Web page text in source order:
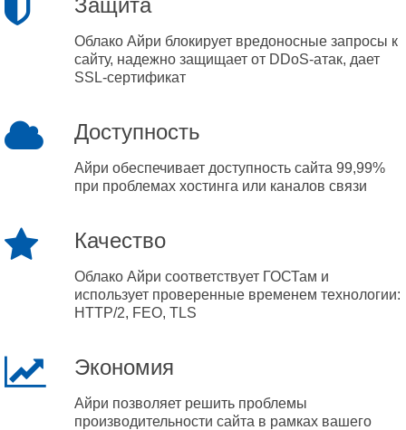
Защита
Облако Айри блокирует вредоносные запросы к
сайту, надежно защищает от DDoS-атак, дает
SSL-сертификат
Доступность
Айри обеспечивает доступность сайта 99,99%
при проблемах хостинга или каналов связи
Качество
Облако Айри соответствует ГОСТам и
использует проверенные временем технологии:
HTTP/2, FEO, TLS
Экономия
Айри позволяет решить проблемы
производительности сайта в рамках вашего